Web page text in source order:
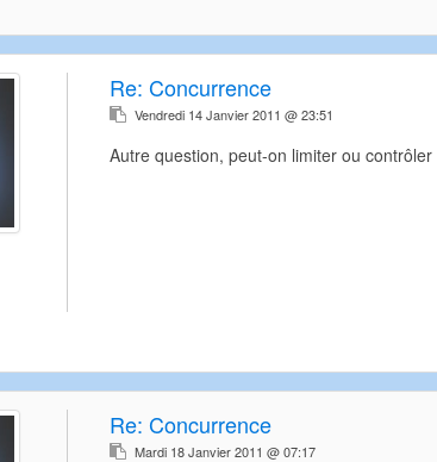
Re: Concurrence
Vendredi 14 Janvier 2011 @ 23:51
Autre question, peut-on limiter ou
Re: Concurrence
Mardi 18 Janvier 2011 @ 07:17